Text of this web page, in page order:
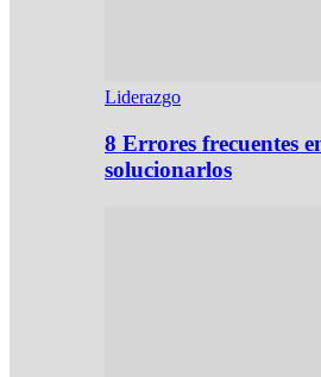
Liderazgo
8 Errores frecuentes
solucionarlos